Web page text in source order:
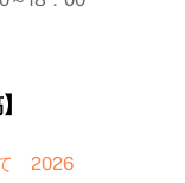
て 2026